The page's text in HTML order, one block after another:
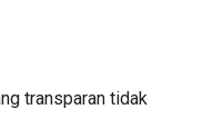
transparan tidak